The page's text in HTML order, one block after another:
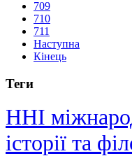
709
710
711
Наступна
Кінець
Теги
ННІ
історії та